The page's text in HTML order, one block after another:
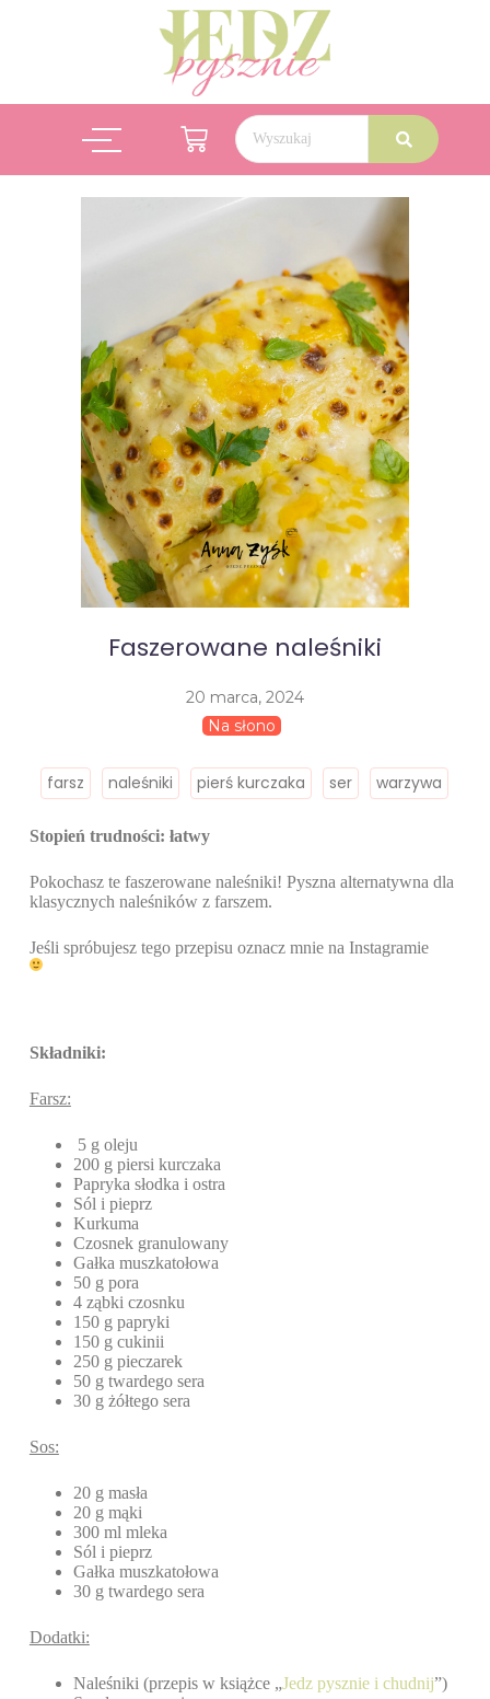
Faszerowane naleśniki
20 marca, 2024
Na słono
farsz naleśniki pierś kurczaka ser warzywa
Stopień trudności: łatwy
Pokochasz te faszerowane naleśniki! Pyszna alternatywna dla
klasycznych naleśników z farszem.
Jeśli spróbujesz tego przepisu oznacz mnie na Instagramie
Składniki:
Farsz:
5 g oleju
200 g piersi kurczaka
Papryka słodka i ostra
Sól i pieprz
Kurkuma
Czosnek granulowany
Gałka muszkatołowa
50 g pora
4 ząbki czosnku
150 g papryki
150 g cukinii
250 g pieczarek
50 g twardego sera
30 g żółtego sera
Sos:
20 g masła
20 g mąki
300 ml mleka
Sól i pieprz
Gałka muszkatołowa
30 g twardego sera
Dodatki:
Naleśniki (przepis w książce „Jedz pysznie i chudnij”)